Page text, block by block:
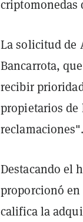
criptomonedas
La solicitud de
Bancarrota,
recibir
propietarios de
reclamaciones".
Destacando el
proporcionó
califica la